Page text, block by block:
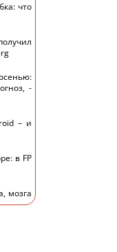
что
-
– и
в FP
мозга